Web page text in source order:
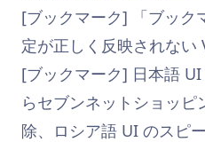
[ブックマーク] 「ブック
定が正しく反映されない
[ブックマーク] 日本語
らセブンネットショッ
除、ロシア語 UI のスピ